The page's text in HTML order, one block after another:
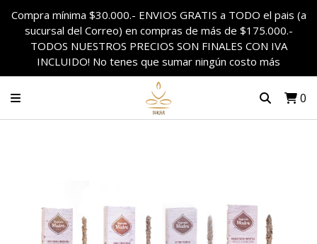
Compra mínima $30.000.- ENVIOS GRATIS a TODO el pais (a
sucursal del Correo) en compras de más de $175.000.-
TODOS NUESTROS PRECIOS SON FINALES CON IVA
INCLUIDO! No tenes que sumar ningún costo más
0